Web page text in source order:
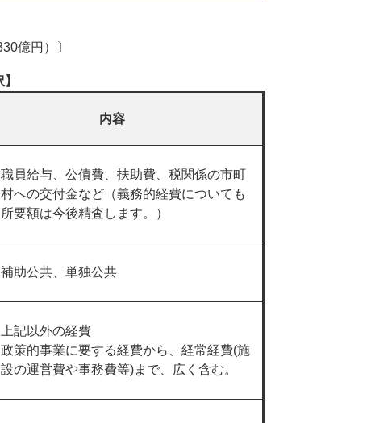
億円）〕
内容
職員給与、公債費、扶助費、税関係の市町
村への交付金など（義務的経費についても
所要額は今後精査します。）
補助公共、単独公共
上記以外の経費
政策的事業に要する経費から、経常経費(施
設の運営費や事務費等)まで、広く含む。